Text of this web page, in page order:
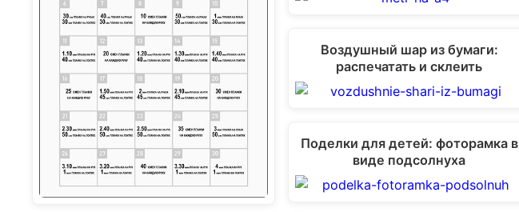
Воздушный шар из бумаги:
распечатать и склеить
Поделки для детей: фоторамка в
виде подсолнуха